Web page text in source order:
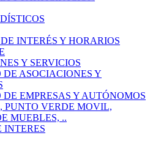
INTERÉS Y HORARIOS
Y SERVICIOS
DE ASOCIACIONES Y
EMPRESAS Y AUTÓNOMOS
PUNTO VERDE MOVIL,
MUEBLES, ..
INTERES